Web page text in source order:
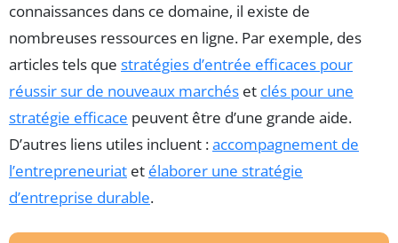
connaissances dans ce domaine, il existe de
nombreuses ressources en ligne. Par exemple, des
articles tels que stratégies d’entrée efficaces pour
réussir sur de nouveaux marchés et clés pour une
stratégie efficace peuvent être d’une grande aide.
D’autres liens utiles incluent :accompagnement de
l’entrepreneuriat et élaborer une stratégie
d’entreprise durable.